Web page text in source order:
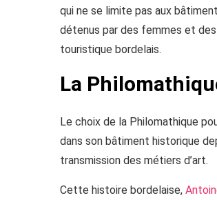
qui ne se limite pas aux
détenus par des femmes et
touristique bordelais.
La
Le choix de la Philomathique
dans son bâtiment historique
transmission des métiers d’art.
Cette histoire bordelaise,